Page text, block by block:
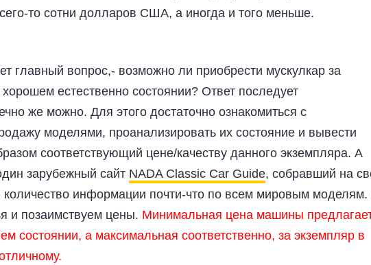
то сотни долларов США, а иногда и того меньше.
главный вопрос,- возможно ли приобрести мускулкар за
естественно состоянии? Ответ последует
же можно. Для этого достаточно ознакомиться с
моделями, проанализировать их состояние и вывести
соответствующий цене/качеству данного экземпляра. А
зарубежный сайт NADA Classic Car Guide, собравший на
количество информации почти-что по всем мировым
и позаимствуем цены. Минимальная цена машины
состоянии, а максимальная соответственно, за экземпляр в